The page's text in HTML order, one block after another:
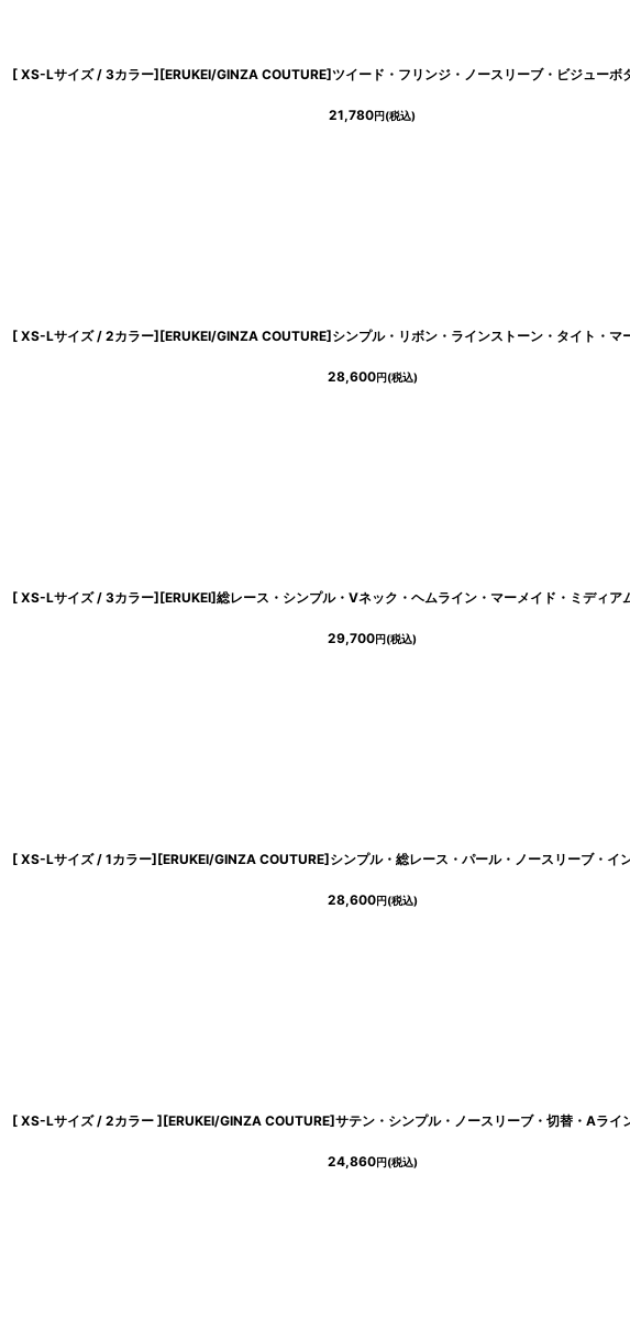
21,780円(税込)
28,600円(税込)
29,700円(税込)
28,600円(税込)
24,860円(税込)